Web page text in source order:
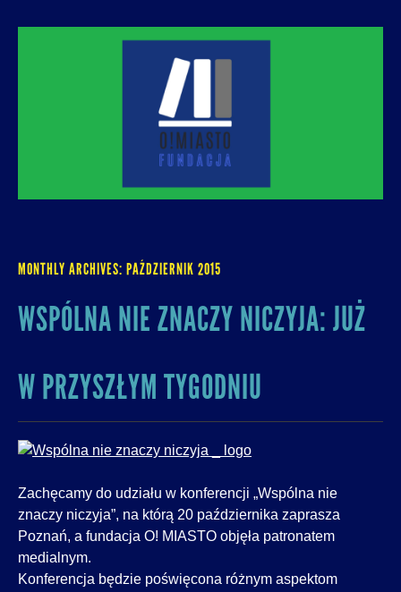
URBANIZACJI – PROMUJEMY I WSPIERAMY
ROZWÓJ MIAST I MIEJSKICH WSPÓLNOT.
O! MIASTO
MONTHLY ARCHIVES: PAŹDZIERNIK 2015
WSPÓLNA NIE ZNACZY NICZYJA: JUŻ
W PRZYSZŁYM TYGODNIU
Zachęcamy do udziału w konferencji „Wspólna nie
znaczy niczyja”, na którą 20 października zaprasza
Poznań, a fundacja O! MIASTO objęła patronatem
medialnym.
Konferencja będzie poświęcona różnym aspektom